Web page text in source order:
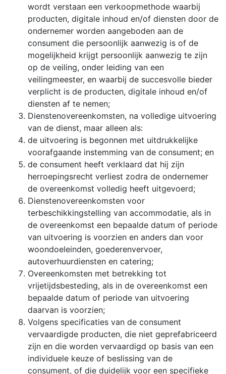
wordt verstaan een verkoopmethode waarbij
producten, digitale inhoud en/of diensten door de
ondernemer worden aangeboden aan de
consument die persoonlijk aanwezig is of de
mogelijkheid krijgt persoonlijk aanwezig te zijn
op de veiling, onder leiding van een
veilingmeester, en waarbij de succesvolle bieder
verplicht is de producten, digitale inhoud en/of
diensten af te nemen;
Dienstenovereenkomsten, na volledige uitvoering
van de dienst, maar alleen als:
de uitvoering is begonnen met uitdrukkelijke
voorafgaande instemming van de consument; en
de consument heeft verklaard dat hij zijn
herroepingsrecht verliest zodra de ondernemer
de overeenkomst volledig heeft uitgevoerd;
Dienstenovereenkomsten voor
terbeschikkingstelling van accommodatie, als in
de overeenkomst een bepaalde datum of periode
van uitvoering is voorzien en anders dan voor
woondoeleinden, goederenvervoer,
autoverhuurdiensten en catering;
Overeenkomsten met betrekking tot
vrijetijdsbesteding, als in de overeenkomst een
bepaalde datum of periode van uitvoering
daarvan is voorzien;
Volgens specificaties van de consument
vervaardigde producten, die niet geprefabriceerd
zijn en die worden vervaardigd op basis van een
individuele keuze of beslissing van de
consument, of die duidelijk voor een specifieke